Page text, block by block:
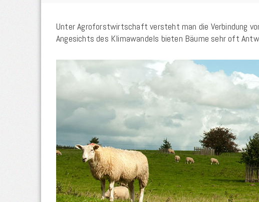
Unter Agroforstwirtschaft versteht man die Verbindung
Angesichts des Klimawandels bieten Bäume sehr oft